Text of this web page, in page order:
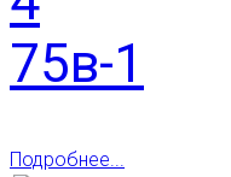
75в-1
Подробнее...